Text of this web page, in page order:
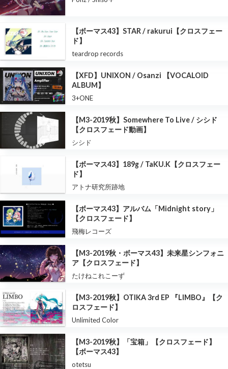
【ボーマス43】STAR / rakurui【クロスフェー
ド】
teardrop records
【XFD】UNIXON / Osanzi 【VOCALOID
ALBUM】
3+ONE
【M3-2019秋】Somewhere To Live / シシド
【クロスフェード動画】
シシド
【ボーマス43】189g / TaKU.K【クロスフェー
ド】
アトナ研究所跡地
【ボーマス43】アルバム「Midnight story」
【クロスフェード】
飛梅レコーズ
【M3-2019秋・ボーマス43】未来星シンフォニ
ア【クロスフェード】
たけねこれこーず
【M3-2019秋】OTIKA 3rd EP 『LIMBO』【ク
ロスフェード】
Unlimited Color
【M3-2019秋】「宝箱」【クロスフェード】
【ボーマス43】
otetsu